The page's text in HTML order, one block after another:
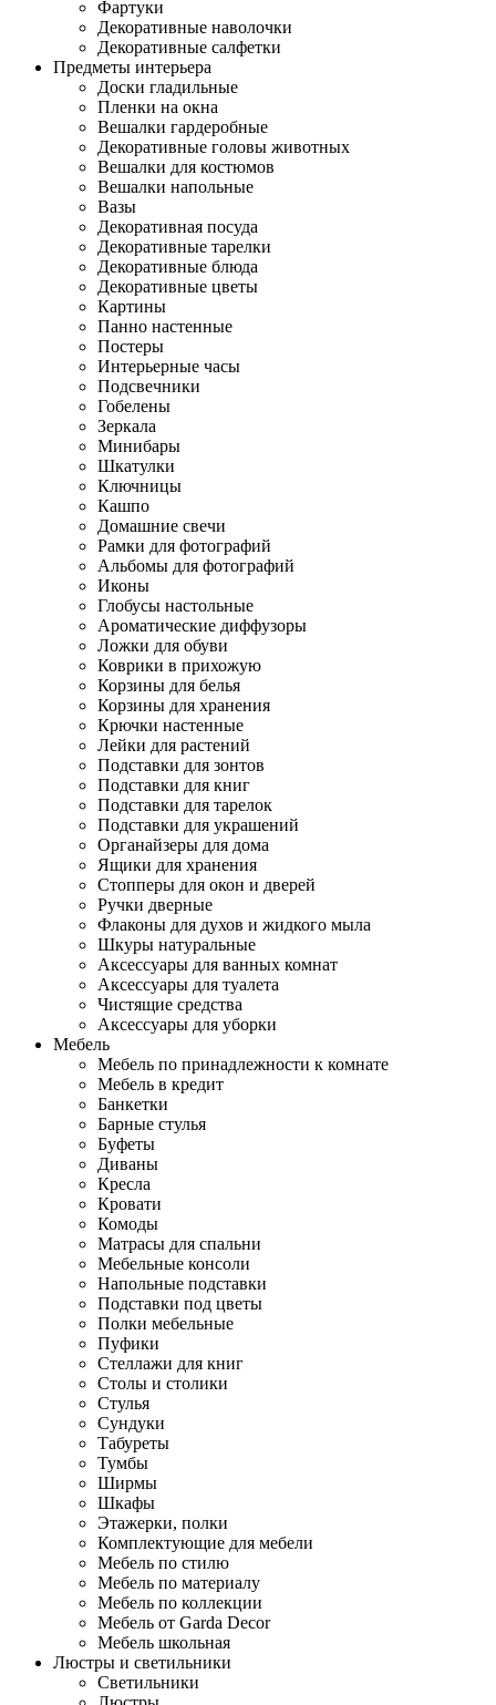
Фартуки
Декоративные наволочки
Декоративные салфетки
Предметы интерьера
Доски гладильные
Пленки на окна
Вешалки гардеробные
Декоративные головы животных
Вешалки для костюмов
Вешалки напольные
Вазы
Декоративная посуда
Декоративные тарелки
Декоративные блюда
Декоративные цветы
Картины
Панно настенные
Постеры
Интерьерные часы
Подсвечники
Гобелены
Зеркала
Минибары
Шкатулки
Ключницы
Кашпо
Домашние свечи
Рамки для фотографий
Альбомы для фотографий
Иконы
Глобусы настольные
Ароматические диффузоры
Ложки для обуви
Коврики в прихожую
Корзины для белья
Корзины для хранения
Крючки настенные
Лейки для растений
Подставки для зонтов
Подставки для книг
Подставки для тарелок
Подставки для украшений
Органайзеры для дома
Ящики для хранения
Стопперы для окон и дверей
Ручки дверные
Флаконы для духов и жидкого мыла
Шкуры натуральные
Аксессуары для ванных комнат
Аксессуары для туалета
Чистящие средства
Аксессуары для уборки
Мебель
Мебель по принадлежности к комнате
Мебель в кредит
Банкетки
Барные стулья
Буфеты
Диваны
Кресла
Кровати
Комоды
Матрасы для спальни
Мебельные консоли
Напольные подставки
Подставки под цветы
Полки мебельные
Пуфики
Стеллажи для книг
Столы и столики
Стулья
Сундуки
Табуреты
Тумбы
Ширмы
Шкафы
Этажерки, полки
Комплектующие для мебели
Мебель по стилю
Мебель по материалу
Мебель по коллекции
Мебель от Garda Decor
Мебель школьная
Люстры и светильники
Светильники